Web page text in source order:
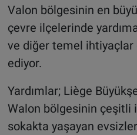
Valon bölgesinin en
çevre ilçelerinde
ve diğer temel ihtiyaçlar
ediyor.
Yardımlar; Liège
Walon bölgesinin çeşitli
sokakta yaşayan